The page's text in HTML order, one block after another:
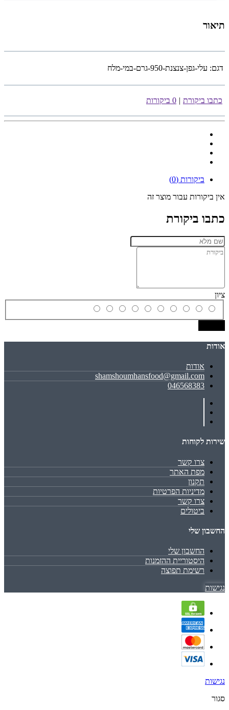
תיאור
דגם: עלי-גפן-צנצנת-950-גרם-במי-מלח
כתבו ביקורת | 0 ביקורות
ביקורות (0)
אין ביקורות עבור מוצר זה
כתבו ביקורת
ציון
אודות
אודות
shamshoumhansfood@gmail.com
046568383
שירות לקוחות
צרו קשר
מפת האתר
תקנון
מדיניות הפרטיות
צרו קשר
ביטולים
החשבון שלי
החשבון שלי
היסטוריית ההזמנות
רשימת תפוצה
נגישות
נגישות
סגור